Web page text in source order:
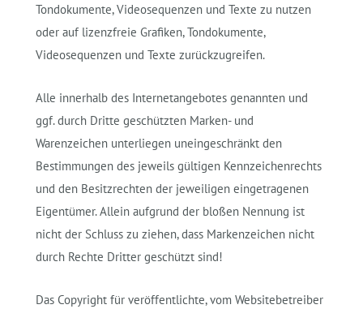
Tondokumente, Videosequenzen und Texte zu nutzen
oder auf lizenzfreie Grafiken, Tondokumente,
Videosequenzen und Texte zurückzugreifen.
Alle innerhalb des Internetangebotes genannten und
ggf. durch Dritte geschützten Marken- und
Warenzeichen unterliegen uneingeschränkt den
Bestimmungen des jeweils gültigen Kennzeichenrechts
und den Besitzrechten der jeweiligen eingetragenen
Eigentümer. Allein aufgrund der bloßen Nennung ist
nicht der Schluss zu ziehen, dass Markenzeichen nicht
durch Rechte Dritter geschützt sind!
Das Copyright für veröffentlichte, vom Websitebetreiber